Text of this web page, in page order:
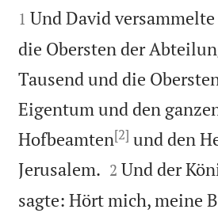


1 Und David
die Obersten der
Tausend und die
Eigentum und den
Hofbeamten[2] und den
Jerusalem.
2 Und der
sagte: Hört mich, meine